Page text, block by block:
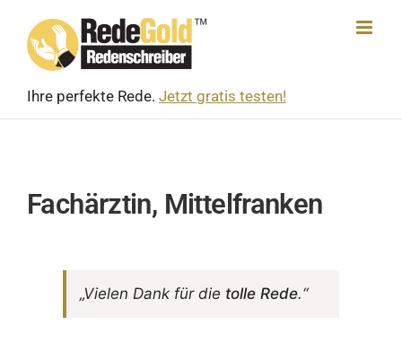
content
Ihre perfekte Rede. Jetzt gratis testen!
Fachärztin, Mittelfranken
„Vielen Dank für die tolle Rede.“